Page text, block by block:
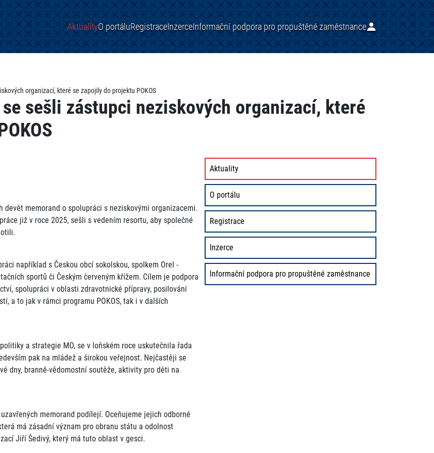
AktualityO portáluRegistraceInzerceInformační podpora pro propuštěné zaměstnance
organizací, které se zapojily do projektu POKOS
sešli zástupci neziskových organizací, které
memorand o spolupráci s neziskovými organizacemi.
již v roce 2025, sešli s vedením resortu, aby společné
například s Českou obcí sokolskou, spolkem Orel -
sportů či Českým červeným křížem. Cílem je podpora
spolupráci v oblasti zdravotnické přípravy, posilování
a to jak v rámci programu POKOS, tak i v dalších
a strategie MO, se v loňském roce uskutečnila řada
pak na mládež a širokou veřejnost. Nejčastěji se
dny, branně-vědomostní soutěže, aktivity pro děti na
memorand podílejí. Oceňujeme jejich odborné
má zásadní význam pro obranu státu a odolnost
Jiří Šedivý, který má tuto oblast v gesci.
Aktuality
O portálu
Registrace
Inzerce
Informační podpora pro propuštěné zaměstnance